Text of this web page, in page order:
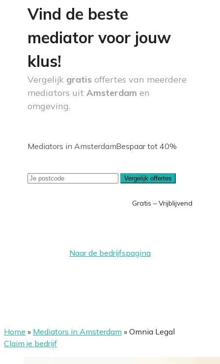
Vind de beste
mediator voor jouw
klus!
Vergelijk gratis offertes van meerdere
mediators uit Amsterdam en
omgeving.
Mediators in AmsterdamBespaar tot 40%
Vergelijk offertes
Gratis – Vrijblijvend
Naar de bedrijfspagina
Home » Mediators in Amsterdam » Omnia Legal
Claim je bedrijf